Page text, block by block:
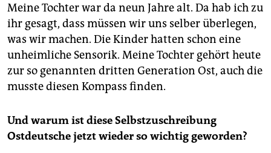
Meine Tochter war da neun Jahre alt. Da hab ich zu
ihr gesagt, dass müssen wir uns selber überlegen,
was wir machen. Die Kinder hatten schon eine
unheimliche Sensorik. Meine Tochter gehört heute
zur so genannten dritten Generation Ost, auch die
musste diesen Kompass finden.
Und warum ist diese Selbstzuschreibung
Ostdeutsche jetzt wieder so wichtig geworden?